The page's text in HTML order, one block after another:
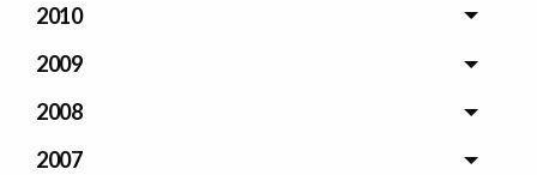
2010
2009
2008
2007